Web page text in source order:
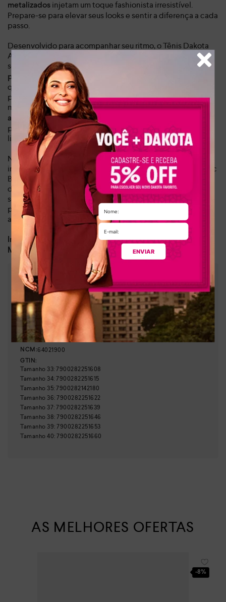
ENVIAR
metalizados injetam um toque fashionista irresistível.
Prepare-se para elevar seus looks e sentir a diferença a cada
passo.
Desenvolvido para acompanhar seu ritmo, o Tênis Dakota
Athletic é versátil e ideal para diversas ocasiões, desde
seus compromissos diários até momentos de lazer.
Leve,
pesa 0,826 kg , enquanto sua
qualidade garante uma pisada leve e macia,
proporcionando o bem-estar que seus pés merecem,
mesmo após longas horas de uso.Sinta a segurança e o
amortecimento que impulsionam suas atividades
permitindo que você desfrute cada momento com total
liberdade.
Não perca a oportunidade de adicionar este item
indispensável ao seu guarda-roupa. O Tênis Dakota Athletic
Branco não é apenas um calçado, é um convite a um estilo
de vida dinâmico e cheio de personalidade. Garanta já o
seu e experimente a combinação perfeita entre
performance e tendência, que te fará brilhar em qualquer
ambiente.
Indicado para: Dia a dia, lazer
Material: Sintético e tecido
Altura da sola 1,50 cm
Multicolor
Referência D0971-00001
País de origem: Brasil
Indústria Brasileira
NCM:64021900
GTIN:
Tamanho 33:7900282251608
Tamanho 34:7900282251615
Tamanho 35:7900282142180
Tamanho 36:7900282251622
Tamanho 37:7900282251639
Tamanho 38:7900282251646
Tamanho 39:7900282251653
Tamanho40:7900282251660
AS MELHORES OFERTAS
-8%